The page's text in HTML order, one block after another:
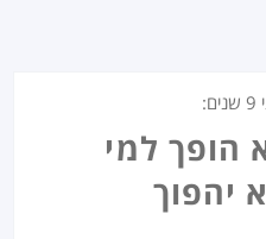
9 שנים :
הופך למי
יהפוך